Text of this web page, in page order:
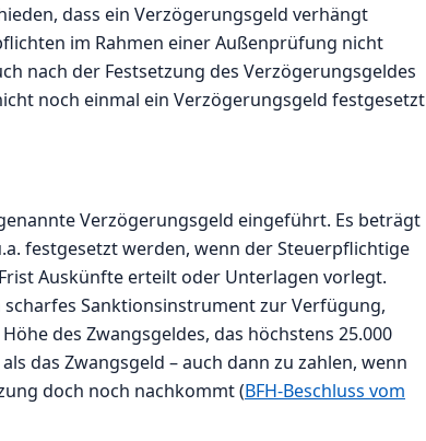
dass ein Verzögerungsgeld verhängt
im Rahmen einer Außenprüfung nicht
nach der Festsetzung des Verzögerungsgeldes
noch einmal ein Verzögerungsgeld festgesetzt
Verzögerungsgeld eingeführt. Es beträgt
festgesetzt werden, wenn der Steuerpflichtige
Auskünfte erteilt oder Unterlagen vorlegt.
Sanktionsinstrument zur Verfügung,
des Zwangsgeldes, das höchstens 25.000
das Zwangsgeld – auch dann zu zahlen, wenn
doch noch nachkommt (BFH-Beschluss vom